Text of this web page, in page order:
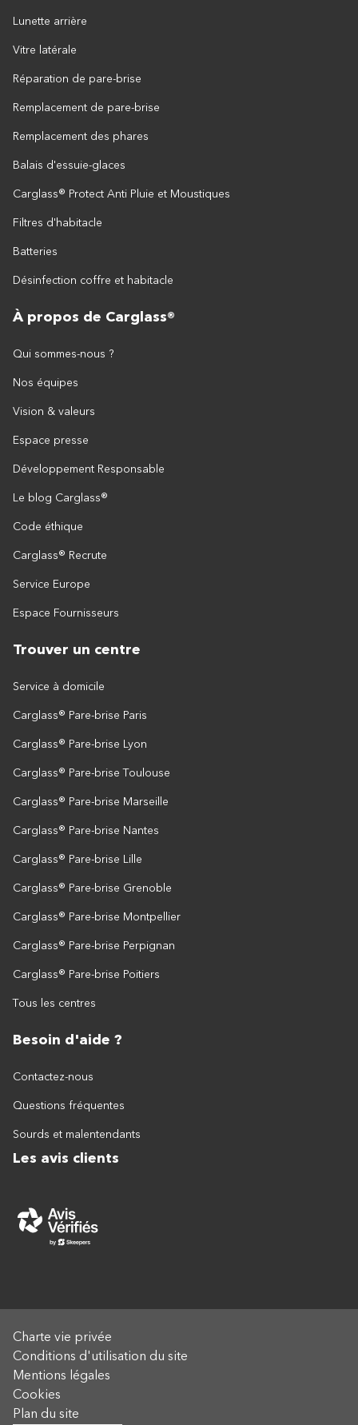
Lunette arrière
Vitre latérale
Réparation de pare-brise
Remplacement de pare-brise
Remplacement des phares
Balais d'essuie-glaces
Carglass® Protect Anti Pluie et Moustiques
Filtres d'habitacle
Batteries
Désinfection coffre et habitacle
À propos de Carglass®
Qui sommes-nous ?
Nos équipes
Vision & valeurs
Espace presse
Développement Responsable
Le blog Carglass®
Code éthique
Carglass® Recrute
Service Europe
Espace Fournisseurs
Trouver un centre
Service à domicile
Carglass® Pare-brise Paris
Carglass® Pare-brise Lyon
Carglass® Pare-brise Toulouse
Carglass® Pare-brise Marseille
Carglass® Pare-brise Nantes
Carglass® Pare-brise Lille
Carglass® Pare-brise Grenoble
Carglass® Pare-brise Montpellier
Carglass® Pare-brise Perpignan
Carglass® Pare-brise Poitiers
Tous les centres
Besoin d'aide ?
Contactez-nous
Questions fréquentes
Sourds et malentendants
Les avis clients
Charte vie privée
Conditions d'utilisation du site
Mentions légales
Cookies
Plan du site